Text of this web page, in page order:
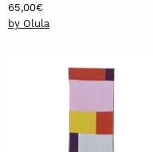
65,00€
by Olula